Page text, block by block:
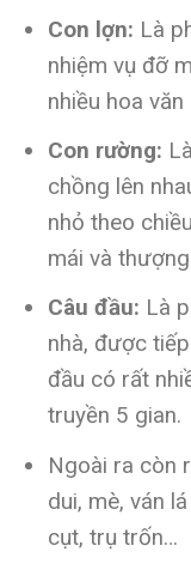
Con lợn: Là
nhiệm vụ đỡ
nhiều hoa văn
Con rường:
chồng lên
nhỏ theo
mái và
Câu đầu: Là
nhà, được
đầu có rất
truyền 5 gian.
Ngoài ra còn
dui, mè, ván
cụt, trụ trốn…